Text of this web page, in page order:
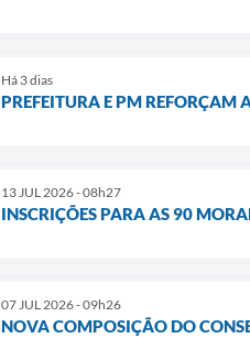
Há 3 dias
PREFEITURA E PM REFORÇAM
13 JUL 2026 - 08h27
INSCRIÇÕES PARA AS 90
07 JUL 2026 - 09h26
NOVA COMPOSIÇÃO DO